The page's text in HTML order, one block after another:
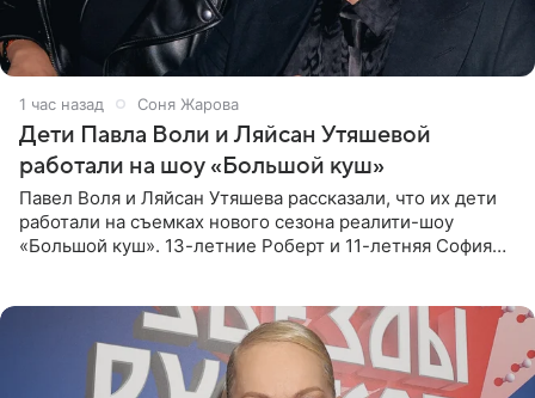
1 час назад Соня Жарова
Дети Павла Воли и Ляйсан Утяшевой
работали на шоу «Большой куш»
Павел Воля и Ляйсан Утяшева рассказали, что их дети
работали на съемках нового сезона реалити-шоу
«Большой куш». 13-летние Роберт и 11-летняя София